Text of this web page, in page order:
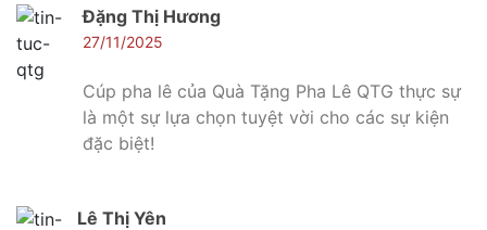
Đặng Thị Hương
27/11/2025
Cúp pha lê của Quà Tặng Pha Lê QTG thực sự
là một sự lựa chọn tuyệt vời cho các sự kiện
đặc biệt!
Lê Thị Yên